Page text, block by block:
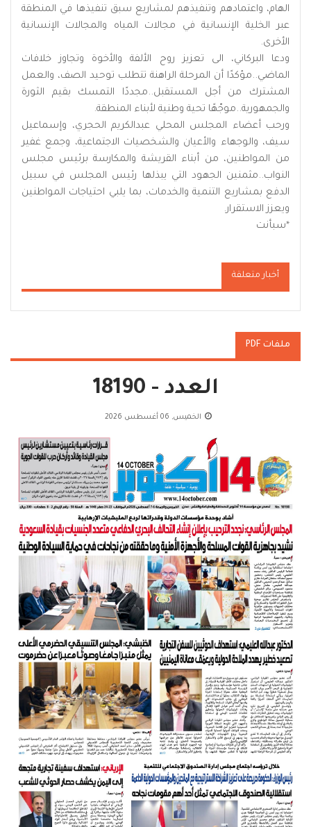
الهام، واعتمادهم وتنفيذهم لمشاريع سبق تنفيذها في المنطقة
عبر الخلية الإنسانية في مجالات المياه والمجالات الإنسانية
الأخرى.
ودعا البركاني، الى تعزيز روح الألفة والأخوة وتجاوز خلافات
الماضي..مؤكدًا أن المرحلة الراهنة تتطلب توحيد الصف، والعمل
المشترك من أجل المستقبل..مجددًا التمسك بقيم الثورة
والجمهورية..موجّهًا تحية وطنية لأبناء المنطقة.
ورحب أعضاء المجلس المحلي عبدالكريم الحجري، وإسماعيل
سيف، والوجهاء والأعيان والشخصيات الاجتماعية، وجمع غفير
من المواطنين، من أبناء القريشة والمكارسة برئيس مجلس
النواب..مثمنين الجهود التي يبذلها رئيس المجلس في سبيل
الدفع بمشاريع التنمية والخدمات، بما يلبي احتياجات المواطنين
ويعزز الاستقرار.
*سبأنت
أخبار متعلقة
ملفات PDF
العدد - 18190
الخميس, 06 أغسطس 2026